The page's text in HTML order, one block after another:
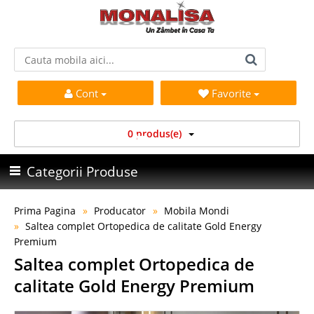
Cont Favorite
0 produs(e)
Categorii Produse
Prima Pagina Producator
Mobila Mondi
Saltea complet Ortopedica de calitate Gold Energy
Premium
Saltea complet Ortopedica de
calitate Gold Energy Premium